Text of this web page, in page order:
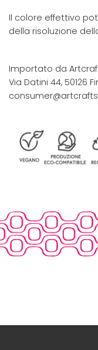
Il colore effettivo
della risoluzione
Importato da
Via Datini 44, 50126